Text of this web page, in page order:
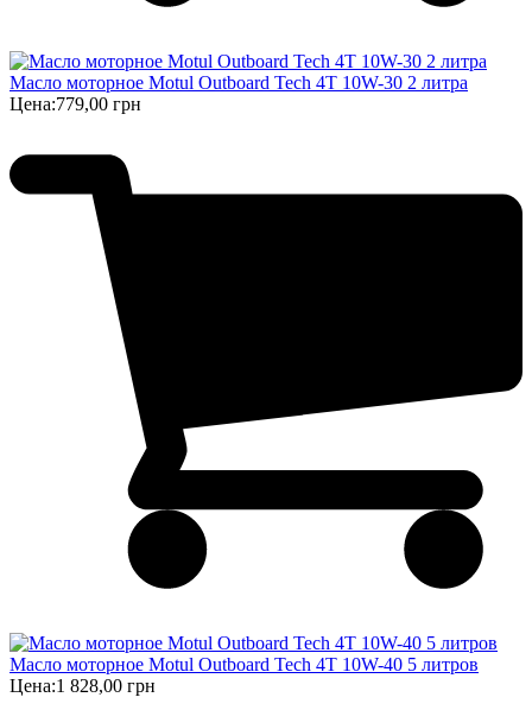
Масло моторное Motul Outboard Tech 4T 10W-30 2 литра
Цена:779,00 грн
Масло моторное Motul Outboard Tech 4T 10W-40 5 литров
Цена:1 828,00 грн